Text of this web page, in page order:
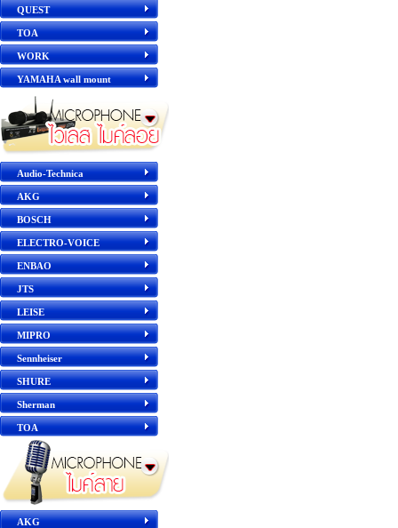
QUEST
TOA
WORK
YAMAHA wall mount
Audio-Technica
AKG
BOSCH
ELECTRO-VOICE
ENBAO
JTS
LEISE
MIPRO
Sennheiser
SHURE
Sherman
TOA
AKG